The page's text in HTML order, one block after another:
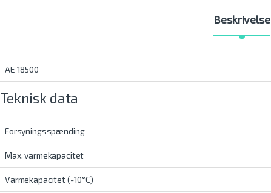
Beskrivelse
AE 18500
Teknisk data
Forsyningsspænding
Max. varmekapacitet
Varmekapacitet (-10°C)